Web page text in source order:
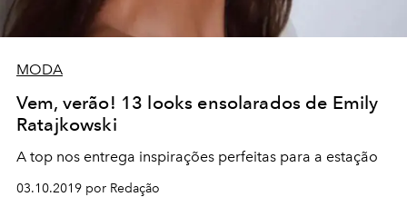
MODA
Vem, verão! 13 looks ensolarados de Emily
Ratajkowski
A top nos entrega inspirações perfeitas para a estação
03.10.2019 por Redação